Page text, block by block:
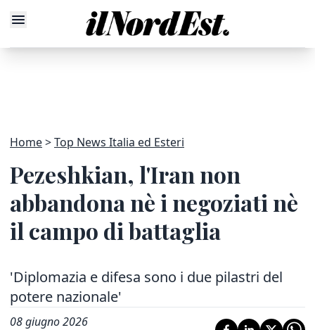
Home Top News Italia ed Esteri
Pezeshkian, l'Iran non
abbandona nè i negoziati nè
il campo di battaglia
'Diplomazia e difesa sono i due pilastri del
potere nazionale'
08 giugno 2026